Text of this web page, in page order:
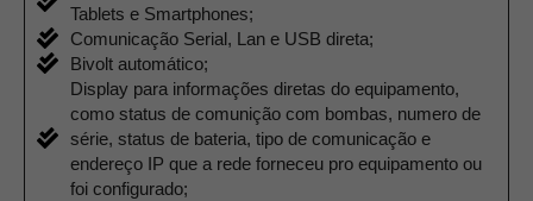
Tablets e Smartphones;
Comunicação Serial, Lan e USB direta;
Bivolt automático;
Display para informações diretas do equipamento,
como status de comunição com bombas, numero de
série, status de bateria, tipo de comunicação e
endereço IP que a rede forneceu pro equipamento ou
foi configurado;
do site.
Estatísticas
Para que
possamos